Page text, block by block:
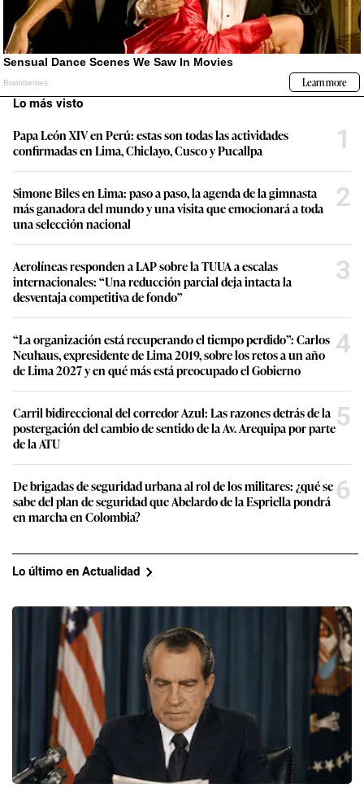
Lo más visto
Papa León XIV en Perú: estas son todas las actividades
confirmadas en Lima, Chiclayo, Cusco y Pucallpa
1
Simone Biles en Lima: paso a paso, la agenda de la gimnasta
más ganadora del mundo y una visita que emocionará a toda
una selección nacional
2
Aerolíneas responden a LAP sobre la TUUA a escalas
internacionales: “Una reducción parcial deja intacta la
desventaja competitiva de fondo”
3
“La organización está recuperando el tiempo perdido”: Carlos
Neuhaus, expresidente de Lima 2019, sobre los retos a un año
de Lima 2027 y en qué más está preocupado el Gobierno
4
Carril bidireccional del corredor Azul: Las razones detrás de la
postergación del cambio de sentido de la Av. Arequipa por parte
de la ATU
5
De brigadas de seguridad urbana al rol de los militares: ¿qué se
sabe del plan de seguridad que Abelardo de la Espriella pondrá
en marcha en Colombia?
6
Lo último en Actualidad